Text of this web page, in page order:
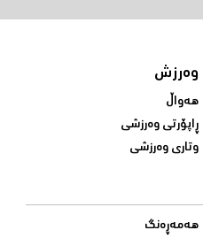
وەرزش
هەواڵ
ڕاپۆرتی وەرزشی
وتاری وەرزشی
هەمەڕەنگ